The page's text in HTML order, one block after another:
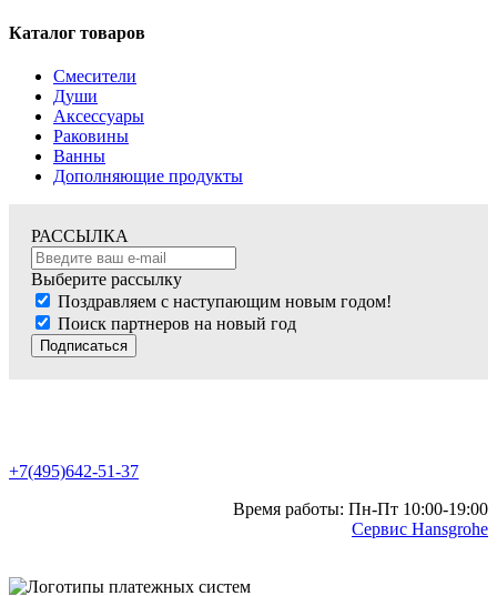
Каталог товаров
Смесители
Души
Аксессуары
Раковины
Ванны
Дополняющие продукты
РАССЫЛКА
Выберите рассылку
Поздравляем с наступающим новым годом!
Поиск партнеров на новый год
Подписаться
+7(495)642-51-37
Время работы: Пн-Пт 10:00-19:00
Сервис Hansgrohe